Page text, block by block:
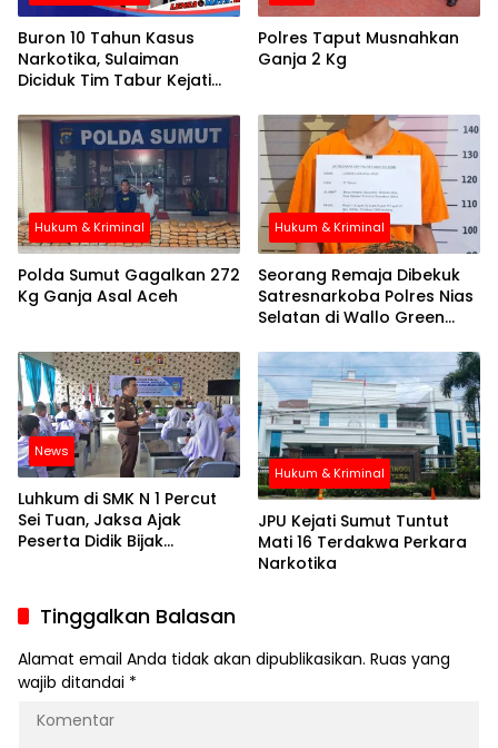
Buron 10 Tahun Kasus
Narkotika, Sulaiman
Diciduk Tim Tabur Kejati
Polres Taput Musnahkan
Ganja 2 Kg
Hukum & Kriminal
Polda Sumut Gagalkan 272
Kg Ganja Asal Aceh
Hukum & Kriminal
Seorang Remaja Dibekuk
Satresnarkoba Polres Nias
Selatan di Wallo Green
News
Luhkum di SMK N 1 Percut
Sei Tuan, Jaksa Ajak
Peserta Didik Bijak
Hukum & Kriminal
JPU Kejati Sumut Tuntut
Mati 16 Terdakwa Perkara
Narkotika
Tinggalkan Balasan
Alamat email Anda tidak akan dipublikasikan. Ruas yang
wajib ditandai *